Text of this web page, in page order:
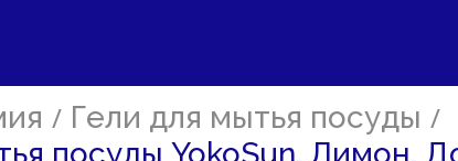
/ Гели для мытья посуды /